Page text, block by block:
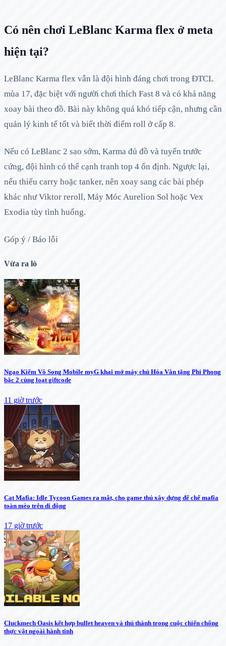
Có nên chơi LeBlanc Karma flex ở meta
hiện tại?
LeBlanc Karma flex vẫn là đội hình đáng chơi trong ĐTCL
mùa 17, đặc biệt với người chơi thích Fast 8 và có khả năng
xoay bài theo đồ. Bài này không quá khó tiếp cận, nhưng cần
quản lý kinh tế tốt và biết thời điểm roll ở cấp 8.
Nếu có LeBlanc 2 sao sớm, Karma đủ đồ và tuyến trước
cứng, đội hình có thể cạnh tranh top 4 ổn định. Ngược lại,
nếu thiếu carry hoặc tanker, nên xoay sang các bài phép
khác như Viktor reroll, Máy Móc Aurelion Sol hoặc Vex
Exodia tùy tình huống.
Góp ý / Báo lỗi
Vừa ra lò
Ngạo Kiếm Vô Song Mobile myG khai mở máy chủ Hỏa Vân tặng Phi Phong
bậc 2 cùng loạt giftcode
11 giờ trước
Cat Mafia: Idle Tycoon Games ra mắt, cho game thủ xây dựng đế chế mafia
toàn mèo trên di động
17 giờ trước
Cluckmech Oasis kết hợp bullet heaven và thủ thành trong cuộc chiến chống
thực vật ngoài hành tinh